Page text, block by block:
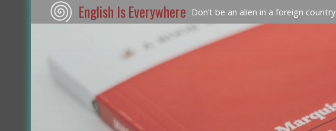
English Is Everywhere Don’t be an alien in a foreign country